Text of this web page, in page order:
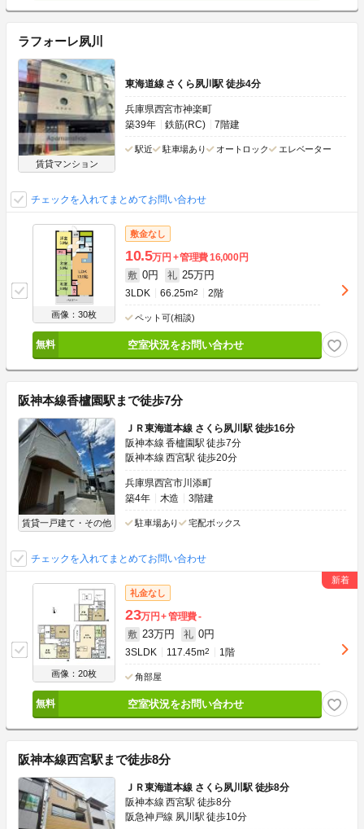
ラフォーレ夙川
賃貸マンション
東海道線 さくら夙川駅 徒歩4分
兵庫県西宮市神楽町
築39年
鉄筋(RC) 7階建
駅近 駐車場あり オートロック エレベーター
チェックを入れてまとめてお問い合わせ
画像：30枚
敷金なし
10.5万円 管理費16,000円
敷 0円 礼 25万円
3LDK 66.25m2 2階
ペット可(相談)
空室状況をお問い合わせ
阪神本線香櫨園駅まで徒歩7分
賃貸一戸建て・その他
ＪＲ東海道本線 さくら夙川駅 徒歩16分
阪神本線 香櫨園駅 徒歩7分
阪神本線 西宮駅 徒歩20分
兵庫県西宮市川添町
築4年
木造 3階建
駐車場あり 宅配ボックス
チェックを入れてまとめてお問い合わせ
画像：20枚
礼金なし
23万円 管理費-
敷 23万円 礼 0円
3SLDK 117.45m2 1階
角部屋
空室状況をお問い合わせ
阪神本線西宮駅まで徒歩8分
ＪＲ東海道本線 さくら夙川駅 徒歩8分
阪神本線 西宮駅 徒歩8分
阪急神戸線 夙川駅 徒歩10分